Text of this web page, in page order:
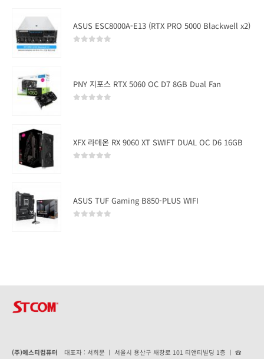
ASUS ESC8000A-E13 (RTX PRO 5000 Blackwell x2)
PNY 지포스 RTX 5060 OC D7 8GB Dual Fan
XFX 라데온 RX 9060 XT SWIFT DUAL OC D6 16GB
ASUS TUF Gaming B850-PLUS WIFI
(주)에스티컴퓨터 대표자 : 서희문 ㅣ 서울시 용산구 새창로 101 티앤티빌딩 1층 ㅣ ☎